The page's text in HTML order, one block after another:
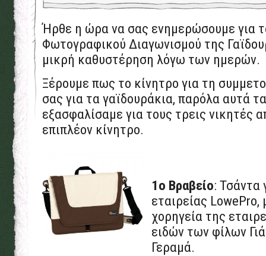
Ήρθε η ώρα να σας ενημερώσουμε για
Φωτογραφικού Διαγωνισμού της
μικρή καθυστέρηση λόγω των ημερών.
Ξέρουμε πως το κίνητρο για τη
σας για τα γαϊδουράκια, παρόλα αυτά
εξασφαλίσαμε για τους τρεις νικητές
επιπλέον κίνητρο.
1ο Βραβείο: Τσάντα
εταιρείας
χορηγεία της
ειδών των φίλων
Γεραμά.